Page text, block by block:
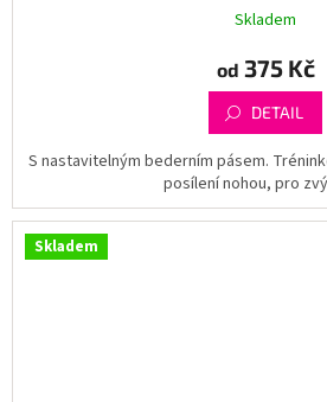
Skladem
od 375 Kč
DETAIL
S nastavitelným bederním pásem.
posílení nohou, pro
Skladem